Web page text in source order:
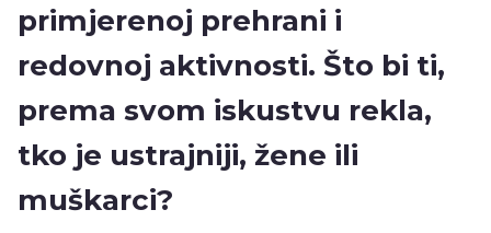
primjerenoj prehrani i
redovnoj aktivnosti. Što bi ti,
prema svom iskustvu rekla,
tko je ustrajniji, žene ili
muškarci?